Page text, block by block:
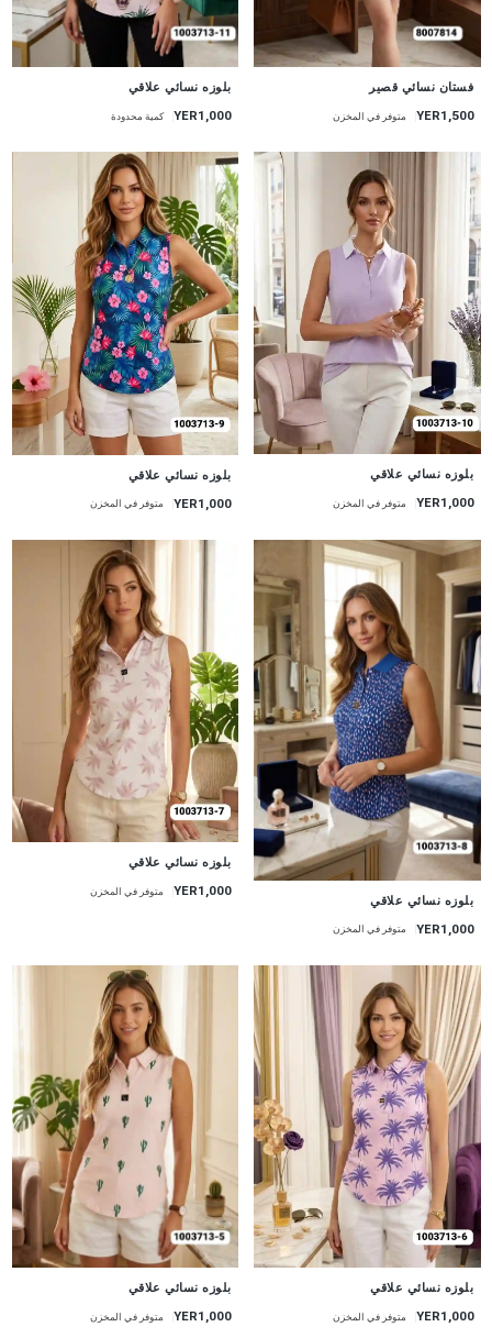
جديد
فستان نسائي قصير
YER1,500 متوفر في المخزن
جديد
بلوزه نسائي علاقي
YER1,000 كمية محدودة
جديد
بلوزه نسائي علاقي
YER1,000 متوفر في المخزن
بلوزه نسائي علاقي
YER1,000 متوفر في المخزن
بلوزه نسائي علاقي
YER1,000 متوفر في المخزن
بلوزه نسائي علاقي
YER1,000 متوفر في المخزن
جديد
بلوزه نسائي علاقي
YER1,000 متوفر في المخزن
بلوزه نسائي علاقي
YER1,000 متوفر في المخزن